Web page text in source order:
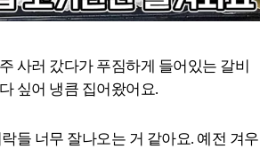
사러 갔다가 푸짐하게 들어있는 갈비
싶어 냉큼 집어왔어요.
들 너무 잘나오는 거 같아요. 예전 겨우